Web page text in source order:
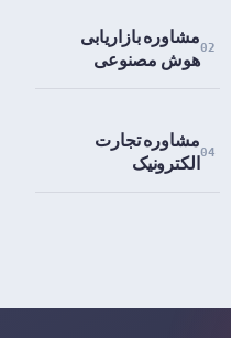
02مشاوره بازاریابی
هوش مصنوعی
04مشاوره تجارت
الکترونیک